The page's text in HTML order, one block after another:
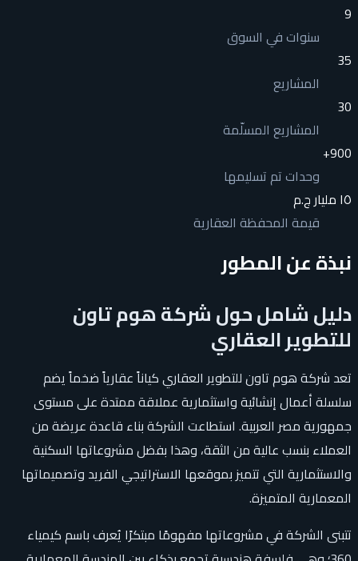
9
سنوات في السوق
35
المشاريع
30
المشاريع المسلّمة
900
+
وحدات تم تسليمها
١٥ مليار ج.م
قيمة المحفظة العقارية
نبذة عن المطور
دليل شامل حول شركة هوم تاون
للتطوير العقاري
تعد شركة هوم تاون للتطوير العقاري كياناً عقارياً ضخماً يضم
سلسلة أعمال إنشائية واستثمارية عملاقة ممتدة على مستوى
جمهورية مصر العربية. استطاعت الشركة بناء قاعدة عريضة من
العملاء بنسب عالية من الثقة، وهذا بفضل مشروعاتها السكنية
والاستثمارية التي تتميز بموقعها الاستراتيجي الفريد وتصميماتها
المعمارية المتميزة.
تتبنى الشركة في مشروعاتها مفهومًا مبتكرًا يُعرف باسم كيمياء